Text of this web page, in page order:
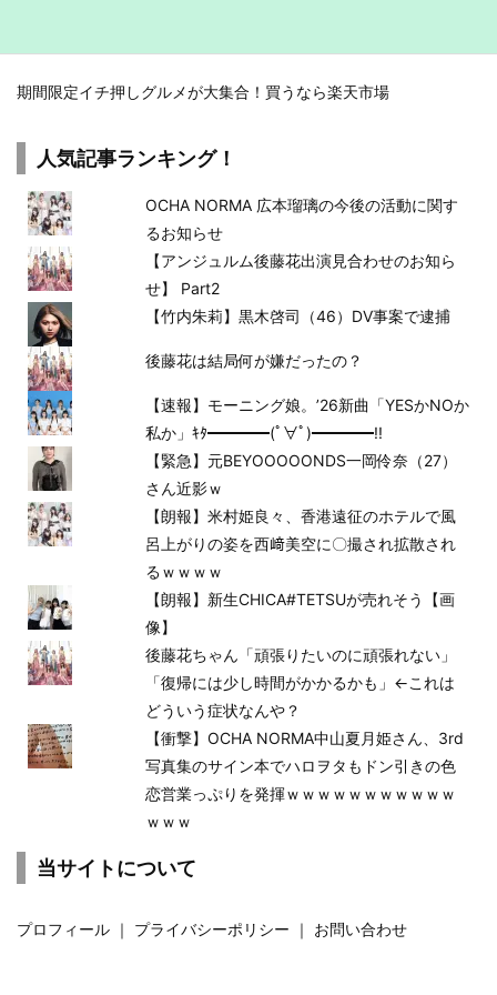
期間限定イチ押しグルメが大集合！買うなら楽天市場
人気記事ランキング！
OCHA NORMA 広本瑠璃の今後の活動に関す
るお知らせ
【アンジュルム後藤花出演見合わせのお知ら
せ】 Part2
【竹内朱莉】黒木啓司（46）DV事案で逮捕
後藤花は結局何が嫌だったの？
【速報】モーニング娘。’26新曲「YESかNOか
私か」ｷﾀ━━━━(ﾟ∀ﾟ)━━━━!!
【緊急】元BEYOOOOONDS一岡伶奈（27）
さん近影ｗ
【朗報】米村姫良々、香港遠征のホテルで風
呂上がりの姿を西﨑美空に〇撮され拡散され
るｗｗｗｗ
【朗報】新生CHICA#TETSUが売れそう【画
像】
後藤花ちゃん「頑張りたいのに頑張れない」
「復帰には少し時間がかかるかも」←これは
どういう症状なんや？
【衝撃】OCHA NORMA中山夏月姫さん、3rd
写真集のサイン本でハロヲタもドン引きの色
恋営業っぷりを発揮ｗｗｗｗｗｗｗｗｗｗｗ
ｗｗｗ
当サイトについて
プロフィール ｜ プライバシーポリシー ｜ お問い合わせ